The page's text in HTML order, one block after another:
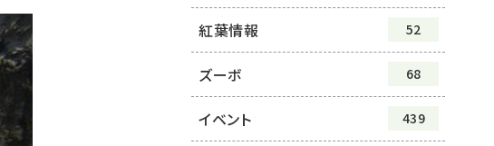
紅葉情報 52
ズーボ 68
イベント 439